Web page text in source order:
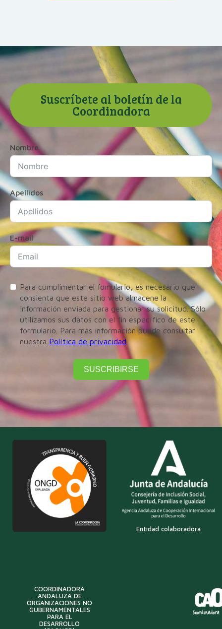
Suscríbete al boletín de la
Coordinadora
Nombre
Apellidos
E-mail
Para cumplimentar el fomulario, es necesario que
consienta que este sitio web almacene la
información enviada para gestionar su solicitud. Sólo
utilizamos sus datos con el fin específico de este
formulario. Para más información puede consultar
nuestra Política de privacidad
SUSCRIBIRSE
Entidad colaboradora
COORDINADORA
ANDALUZA DE
ORGANIZACIONES NO
GUBERNAMENTALES
PARA EL
DESARROLLO